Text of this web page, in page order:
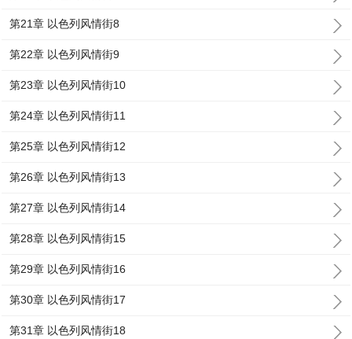
第21章 以色列风情街8
第22章 以色列风情街9
第23章 以色列风情街10
第24章 以色列风情街11
第25章 以色列风情街12
第26章 以色列风情街13
第27章 以色列风情街14
第28章 以色列风情街15
第29章 以色列风情街16
第30章 以色列风情街17
第31章 以色列风情街18